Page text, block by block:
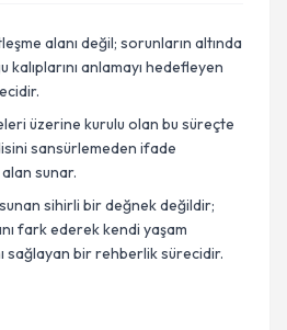
alanı değil; sorunların altında
kalıplarını anlamayı hedefleyen
üzerine kurulu olan bu süreçte
sansürlemeden ifade
sunar.
sihirli bir değnek değildir;
fark ederek kendi yaşam
sağlayan bir rehberlik sürecidir.